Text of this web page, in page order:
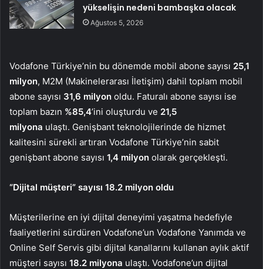
yükselişin nedeni bambaşka olacak
Ağustos 5, 2026
Vodafone Türkiye’nin bu dönemde mobil abone sayısı 25,1
milyon, M2M (Makinelerarası İletişim) dahil toplam mobil
abone sayısı 31,6 milyon oldu. Faturalı abone sayısı ise
toplam bazın %85,4’ini oluşturdu ve 21,5
milyona ulaştı. Genişbant teknolojilerinde de hizmet
kalitesini sürekli artıran Vodafone Türkiye’nin sabit
genişbant abone sayısı 1,4 milyon olarak gerçekleşti.
“Dijital müşteri” sayısı 18.2 milyon oldu
Müşterilerine en iyi dijital deneyimi yaşatma hedefiyle
faaliyetlerini sürdüren Vodafone’un Vodafone Yanımda ve
Online Self Servis gibi dijital kanallarını kullanan aylık aktif
müşteri sayısı 18.2 milyona ulaştı. Vodafone’un dijital